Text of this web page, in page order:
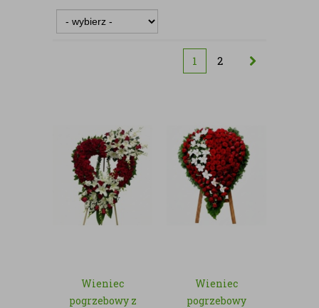
1 2
Wieniec
pogrzebowy z
Wieniec
pogrzebowy